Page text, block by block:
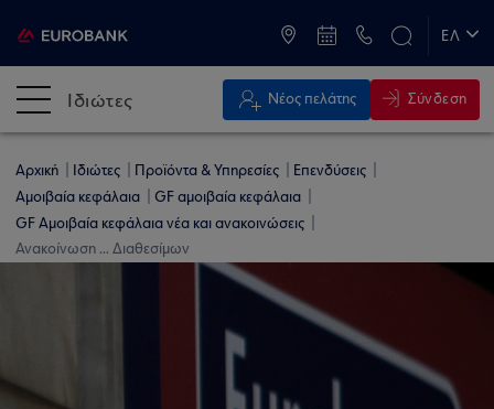
ΕΛ
Ιδιώτες Νέος πελάτης Σύνδεση
Αρχική Ιδιώτες Προϊόντα & Υπηρεσίες
Επενδύσεις
Αμοιβαία κεφάλαια
GF αμοιβαία κεφάλαια
GF Αμοιβαία κεφάλαια νέα και ανακοινώσεις
Ανακοίνωση ... Διαθεσίμων